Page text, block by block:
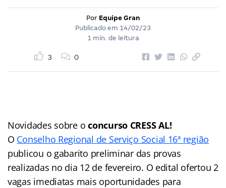
Por Equipe Gran
Publicado em 14/02/23
1 min. de leitura
3 0
Novidades sobre oconcurso CRESS AL!
O Conselho Regional de Serviço Social 16ª região
publicou o gabarito preliminar das provas
realizadas no dia 12 de fevereiro. O edital ofertou 2
vagas imediatas mais oportunidades para